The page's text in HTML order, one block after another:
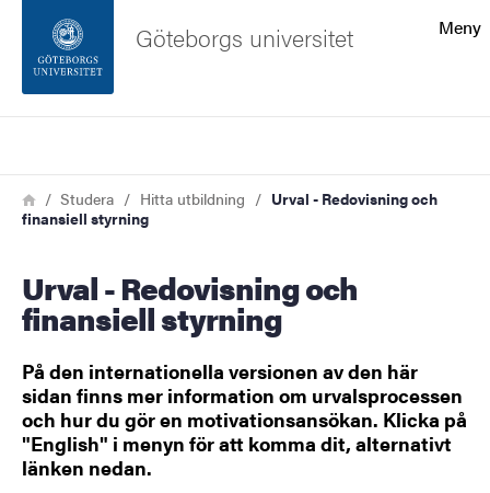
Sidfoten
Om webbplatsen
Meny
Göteborgs universitet
Länkstig
HemStudera Hitta utbildning
Urval - Redovisning och
finansiell styrning
Urval - Redovisning och
finansiell styrning
På den internationella versionen av den här
sidan finns mer information om urvalsprocessen
och hur du gör en motivationsansökan. Klicka på
"English" i menyn för att komma dit, alternativt
länken nedan.